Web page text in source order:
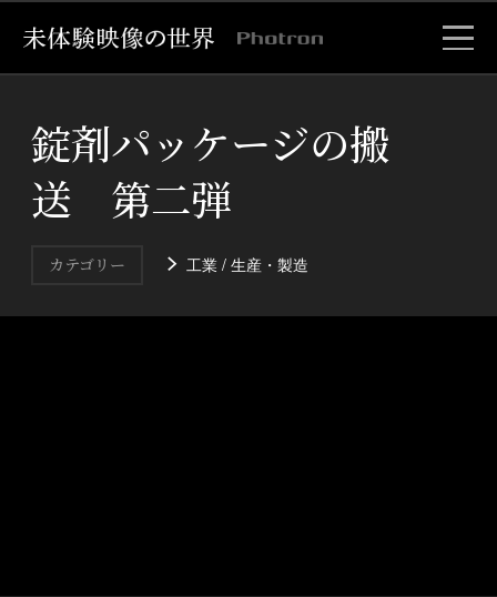
錠剤パッケージの搬
送 第二弾
カテゴリー 工業 / 生産・製造